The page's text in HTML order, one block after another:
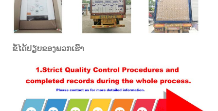
ຂໍ້ໄດ້ປຽບຂອງພວກເຮົາ